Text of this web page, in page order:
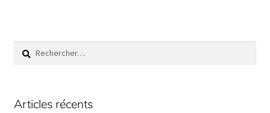
Articles récents